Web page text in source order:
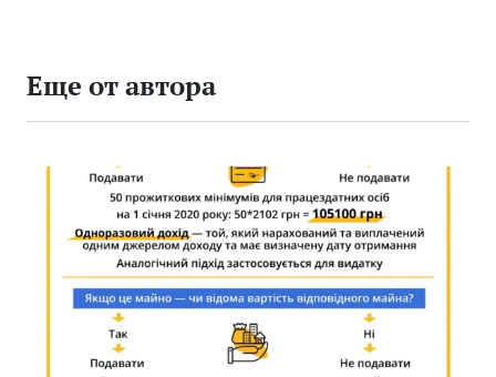
Еще от автора